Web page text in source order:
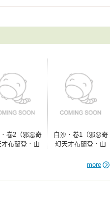
全彩精緻完整版！）》《白沙．
》《白沙．卷3【完結篇】（邪
沙．卷3【完結篇】（限量隨書附
德森首部圖像小說全彩精緻完整
而行」，邪惡奇幻天才布蘭登．
贈「山德森之年寰宇藏書票．御
版！）》《迷霧之子系列－執法
限量作者親筆簽名版）》《晨碎
典籍系列外傳，限量典藏燙金精
親簽限量典藏精裝版）》《天防
之劍．上冊》《天防者》《迷
卷2（邪惡奇
才布蘭登．山
白沙．卷1（邪惡奇
幻天才布蘭登．山
全彩精緻完整
more